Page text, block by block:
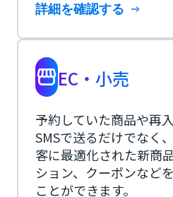
詳細を確認する
EC・小売
予約していた商品や再
SMSで送るだけでなく
客に最適化された新商
ション、クーポンなど
ことができます。